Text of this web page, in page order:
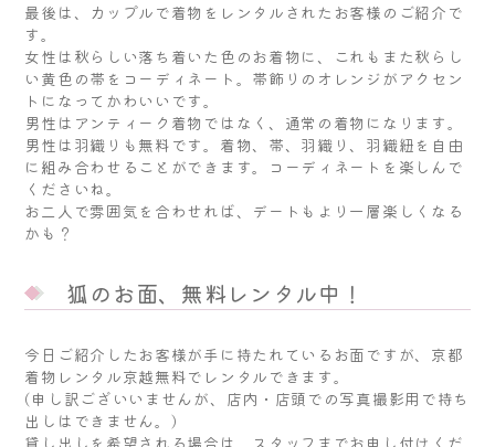
最後は、カップルで着物をレンタルされたお客様のご紹介で
す。
女性は秋らしい落ち着いた色のお着物に、これもまた秋らし
い黄色の帯をコーディネート。帯飾りのオレンジがアクセン
トになってかわいいです。
男性はアンティーク着物ではなく、通常の着物になります。
男性は羽織りも無料です。着物、帯、羽織り、羽織紐を自由
に組み合わせることができます。コーディネートを楽しんで
くださいね。
お二人で雰囲気を合わせれば、デートもより一層楽しくなる
かも？
狐のお面、無料レンタル中！
今日ご紹介したお客様が手に持たれているお面ですが、京都
着物レンタル京越無料でレンタルできます。
(申し訳ございいませんが、店内・店頭での写真撮影用で持ち
出しはできません。)